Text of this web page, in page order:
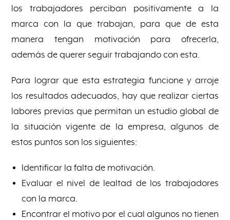
los trabajadores perciban positivamente a la
marca con la que trabajan, para que de esta
manera tengan motivación para ofrecerla,
además de querer seguir trabajando con esta.
Para lograr que esta estrategia funcione y arroje
los resultados adecuados, hay que realizar ciertas
labores previas que permitan un estudio global de
la situación vigente de la empresa, algunos de
estos puntos son los siguientes:
Identificar la falta de motivación.
Evaluar el nivel de lealtad de los trabajadores
con la marca.
Encontrar el motivo por el cual algunos no tienen